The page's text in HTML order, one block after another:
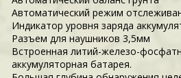
Автоматический режим
Индикатор уровня заряда
Разъем для наушников 3,5мм
Встроенная литий-железо-
аккумуляторная батарея.